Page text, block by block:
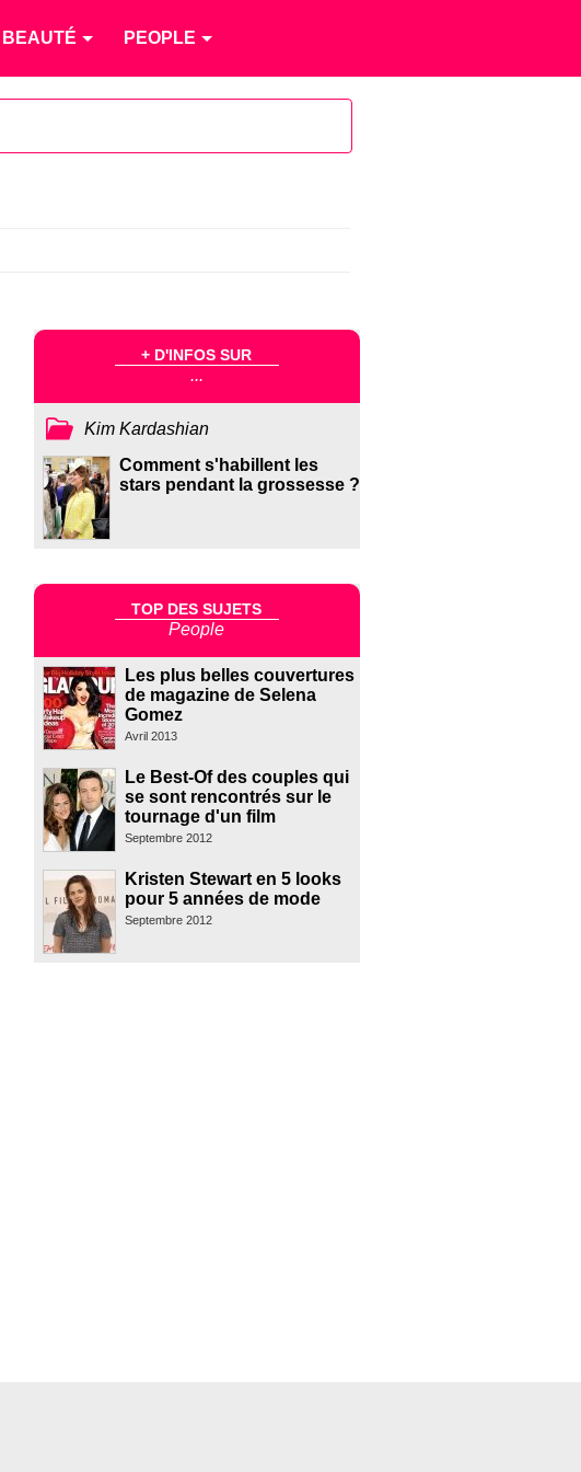
BEAUTÉ PEOPLE
+ D'INFOS SUR
...
Kim Kardashian
Comment s'habillent les
stars pendant la grossesse ?
TOP DES SUJETS
People
Les plus belles couvertures
de magazine de Selena
Gomez
Avril 2013
Le Best-Of des couples qui
se sont rencontrés sur le
tournage d'un film
Septembre 2012
Kristen Stewart en 5 looks
pour 5 années de mode
Septembre 2012